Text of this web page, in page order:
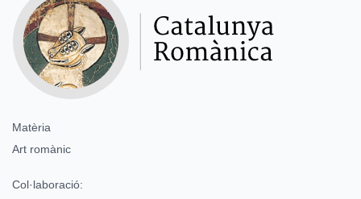
Matèria
Art romànic
Col·laboració: